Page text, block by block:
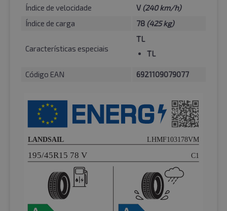
Índice de velocidade
V(240 km/h)
Índice de carga
78 (425 kg)
Características especiais
TL
TL
Código EAN 6921109079077